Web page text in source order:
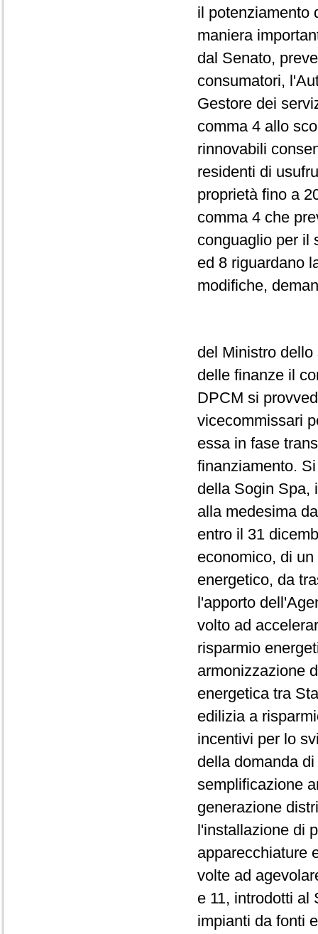
il potenziamento
maniera
dal Senato,
consumatori,
Gestore dei
comma 4 allo
rinnovabili
residenti di
proprietà fino a
comma 4 che
conguaglio per il
ed 8 riguardano
modifiche,
del Ministro
delle finanze il
DPCM si
vicecommissari
essa in fase
finanziamento.
della Sogin Spa,
alla medesima
entro il 31
economico, di
energetico, da
l'apporto
volto ad
risparmio
armonizzazione
energetica tra
edilizia a
incentivi per lo
della domanda
semplificazione
generazione
l'installazione di
apparecchiature
volte ad
e 11, introdotti al
impianti da fonti